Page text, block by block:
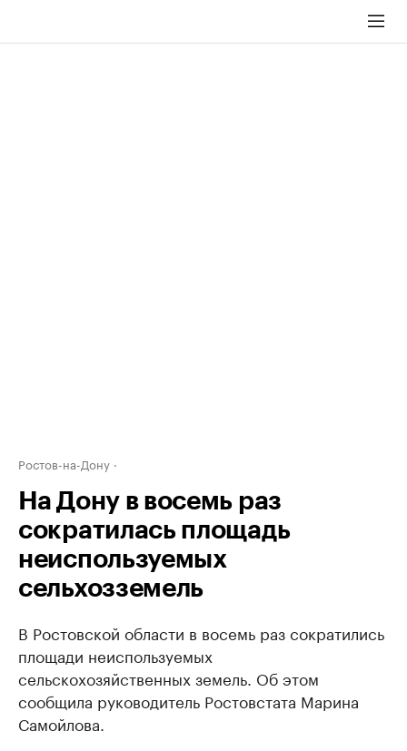
Ростов-на-Дону
На Дону в восемь раз
сократилась площадь
неиспользуемых
сельхозземель
В Ростовской области в восемь раз сократились
площади неиспользуемых
сельскохозяйственных земель. Об этом
сообщила руководитель Ростовстата Марина
Самойлова.